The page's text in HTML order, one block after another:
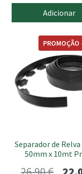
preço
era:
Adicionar
Separador de
50mm x 10mt
O